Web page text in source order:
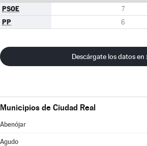
PSOE 7
PP 6
Descárgate los datos en
Municipios de Ciudad Real
Abenójar
Agudo